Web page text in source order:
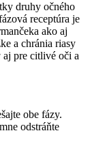
druhy očného
receptúra je
ako aj
a chránia riasy
pre citlivé oči a
obe fázy.
odstráňte